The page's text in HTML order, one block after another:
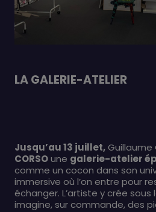
LA GALERIE-ATELIER
Jusqu’au 13 juillet,Guillaume
CORSOune galerie-atelier
comme un cocon dans son
immersive où l’on entre pour
échanger. L’artiste y crée
imagine, sur commande, des